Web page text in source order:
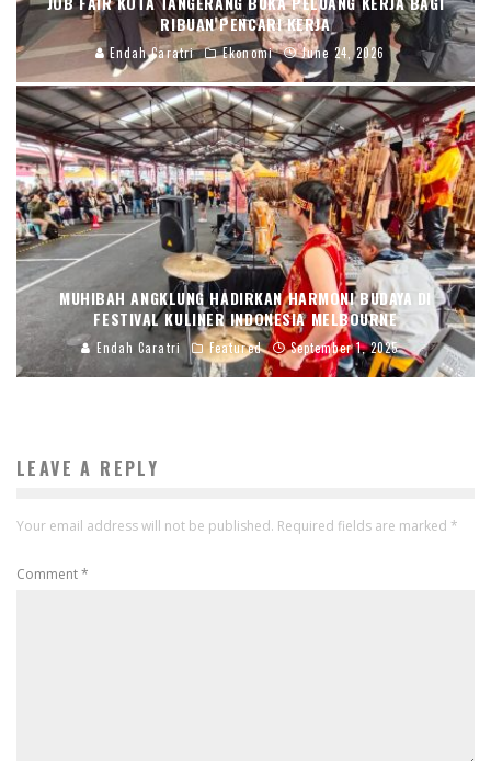
RIBUAN PENCARI KERJA
Endah Caratri Ekonomi June 24, 2026
MUHIBAH ANGKLUNG HADIRKAN HARMONI BUDAYA DI
FESTIVAL KULINER INDONESIA MELBOURNE
Endah Caratri Featured September 1, 2025
LEAVE A REPLY
Your email address will not be published. Required fields are marked *
Comment*